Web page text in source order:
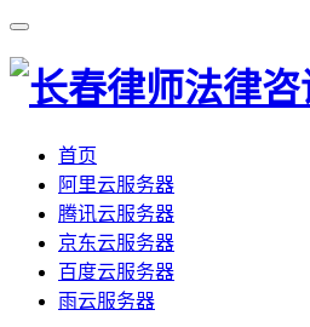
首页
阿里云服务器
腾讯云服务器
京东云服务器
百度云服务器
雨云服务器